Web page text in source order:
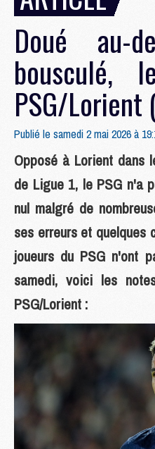
Doué au-
bousculé,
PSG/Lorient
Publié le samedi 2 mai 2026 à
Opposé à Lorient dans
de Ligue 1, le PSG n'a
nul malgré de
ses erreurs et quelques
joueurs du PSG n'ont
samedi, voici les
PSG/Lorient :